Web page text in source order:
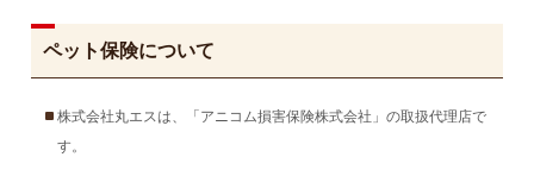
ペット保険について
株式会社丸エスは、「アニコム損害保険株式会社」の取扱代理店で
す。